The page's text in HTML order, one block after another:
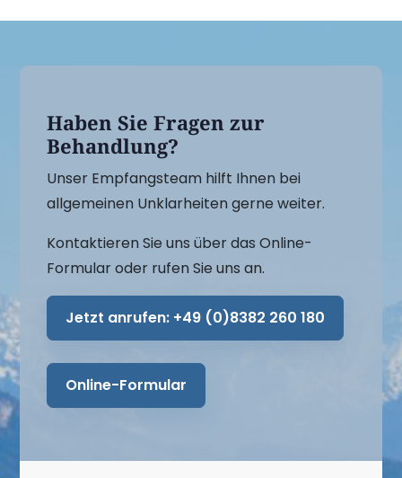
Haben Sie Fragen zur
Behandlung?
Unser Empfangsteam hilft Ihnen bei
allgemeinen Unklarheiten gerne weiter.
Kontaktieren Sie uns über das Online-
Formular oder rufen Sie uns an.
Jetzt anrufen: +49 (0)8382 260 180
Online-Formular